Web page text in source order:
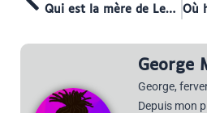
Qui est la mère de Lenny Martinez ?
George
George,
Depuis mon